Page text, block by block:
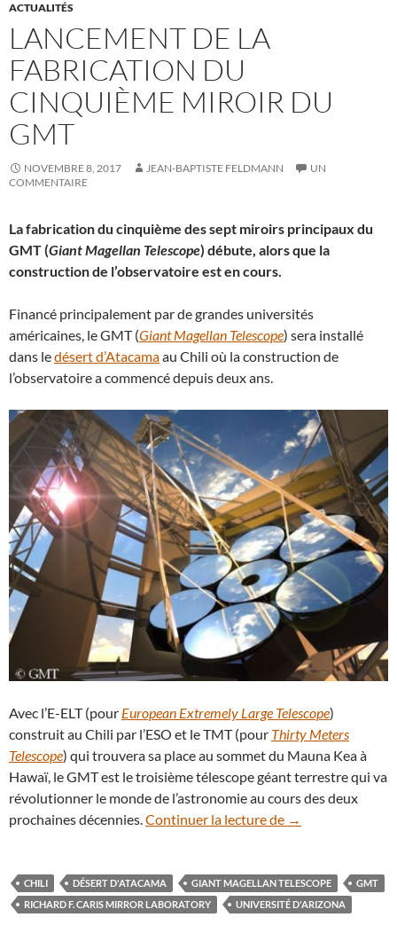
ACTUALITÉS
LANCEMENT DE LA
FABRICATION DU
CINQUIÈME MIROIR DU
GMT
NOVEMBRE 8, 2017 JEAN-BAPTISTE FELDMANN
UN
COMMENTAIRE
La fabrication du cinquième des sept miroirs principaux du
GMT (Giant Magellan Telescope) débute, alors que la
construction de l’observatoire est en cours.
Financé principalement par de grandes universités
américaines, le GMT (Giant Magellan Telescope) sera installé
dans ledésert d’Atacamaau Chili où la construction de
l’observatoire a commencé depuis deux ans.
Avec l’E-ELT (pour European Extremely Large Telescope)
construit au Chili par l’ESO et le TMT (pour Thirty Meters
Telescope) qui trouvera sa place au sommet du Mauna Kea à
Hawaï, le GMT est le troisième télescope géant terrestre qui va
révolutionner le monde de l’astronomie au cours des deux
prochaines décennies.Continuer la lecture de Lancement de la
→
CHILI DÉSERT D'ATACAMA GIANT MAGELLAN TELESCOPE
GMT
RICHARD F. CARIS MIRROR LABORATORY
UNIVERSITÉ D'ARIZONA